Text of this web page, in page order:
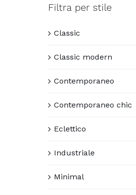
Filtra per stile
Classic
Classic modern
Contemporaneo
Contemporaneo chic
Eclettico
Industriale
Minimal